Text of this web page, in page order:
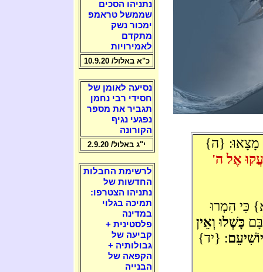
מָצָאוּ: {ה}
אֶל ה'
כִּי הִמְרוּ
כָּשְׁלוּ וְאֵין
: {יד}
נתניהו הסכים
שממשל טראמפ
ימכור נשק
מתקדם
לאמירויות
כ"א באלול/ 10.9.20
נסיעה לאומן של
חסידי רבי נחמן
תגביר את מספר
נפגעי נגיף
הקורונה
י"ג באלול/ 2.9.20
לרשימת החבלות
החדשות של
נתניהו הצטרפו:
תמיכה בגלוי
במדינה
פלסטינית +
קביעה של
גבולותיה +
הקפאה של
הבנייה